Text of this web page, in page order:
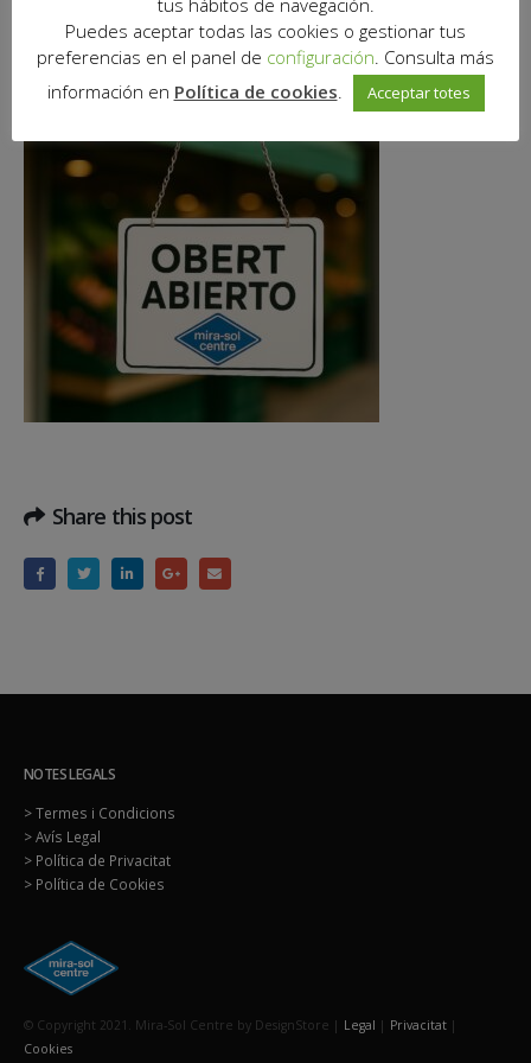
Dissabte 6/12/2025, el mercat romandrà obert de 9.00h a 21.00h.
Share this post
NOTES LEGALS
> Termes i Condicions
> Avís Legal
> Política de Privacitat
> Política de Cookies
© Copyright 2021. Mira-Sol Centre by DesignStore | Legal | Privacitat |
Cookies
tus hábitos de navegación.
Puedes aceptar todas las cookies o gestionar tus
preferencias en el panel de configuración . Consulta más
información en Política de cookies Acceptar totes